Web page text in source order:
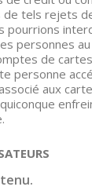
de tels rejets
pourrions
personnes
de
personne
aux